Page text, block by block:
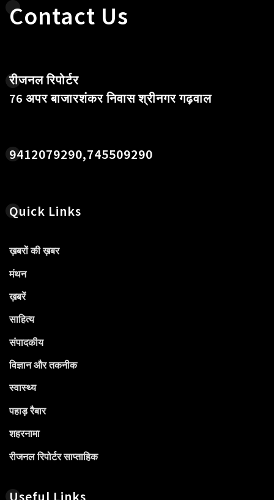
Contact Us
रीजनल रिपोर्टर
76 अपर बाजारशंकर निवास श्रीनगर गढ़वाल
9412079290,745509290
Quick Links
ख़बरों की ख़बर
मंथन
ख़बरें
साहित्य
संपादकीय
विज्ञान और तकनीक
स्वास्थ्य
पहाड़ रैबार
शहरनामा
रीजनल रिपोर्टर साप्ताहिक
Useful Links